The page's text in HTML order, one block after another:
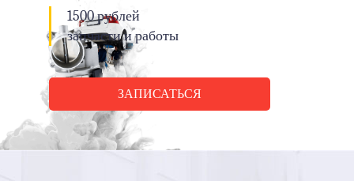
1500 рублей
запчасти и работы
ЗАПИСАТЬСЯ